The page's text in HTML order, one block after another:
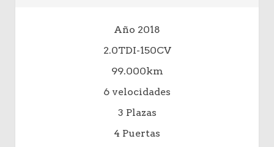
Año 2018
2.0TDI-150CV
99.000km
6 velocidades
3 Plazas
4 Puertas